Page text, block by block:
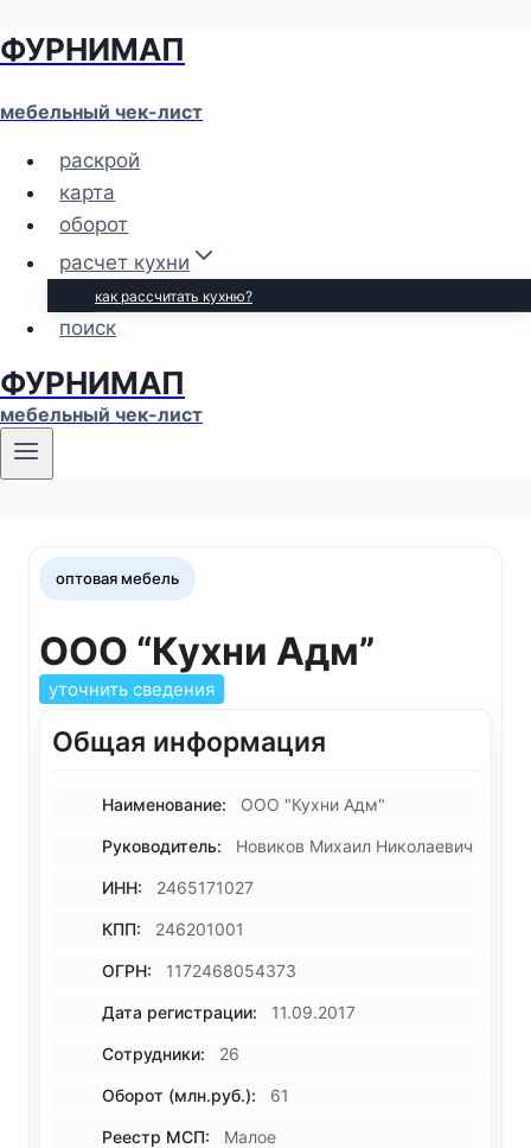
Перейти
содержимому
ФУРНИМАП
мебельный чек-лист
раскрой
карта
оборот
расчет кухни
как рассчитать кухню?
поиск
ФУРНИМАП
мебельный чек-лист
оптовая мебель
ООО “Кухни Адм”
уточнить сведения
Общая информация
Наименование: ООО "Кухни Адм"
Руководитель: Новиков Михаил Николаевич
ИНН: 2465171027
КПП: 246201001
ОГРН: 1172468054373
Дата регистрации: 11.09.2017
Сотрудники: 26
Оборот (млн.руб.): 61
Реестр МСП: Малое